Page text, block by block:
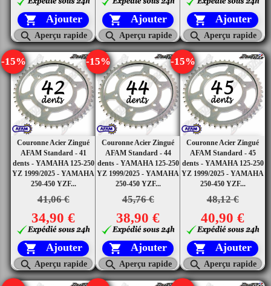
 Ajouter
 Aperçu rapide
 Ajouter
 Aperçu rapide
 Ajouter
 Aperçu rapide
Couronne Acier Zingué
AFAM Standard - 41
dents - YAMAHA 125-250
YZ 1999/2025 - YAMAHA
250-450 YZF...
41,06 €
-15%
34,90 €
 Ajouter
 Aperçu rapide
Couronne Acier Zingué
AFAM Standard - 44
dents - YAMAHA 125-250
YZ 1999/2025 - YAMAHA
250-450 YZF...
45,76 €
-15%
38,90 €
 Ajouter
 Aperçu rapide
Couronne Acier Zingué
AFAM Standard - 45
dents - YAMAHA 125-250
YZ 1999/2025 - YAMAHA
250-450 YZF...
48,12 €
-15%
40,90 €
 Ajouter
 Aperçu rapide